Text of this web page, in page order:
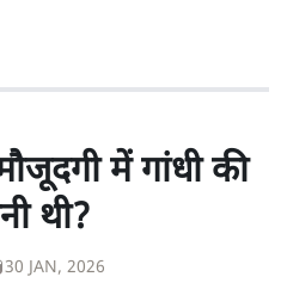
में गांधी की
थी?
30 JAN, 2026